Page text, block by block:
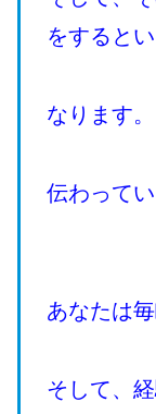
をすると
なります。
伝わって
あなたは
そして、